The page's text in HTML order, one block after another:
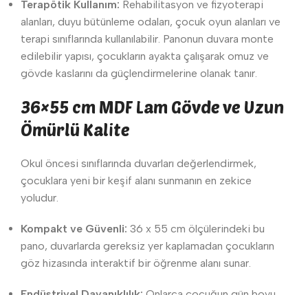
Terapötik Kullanım: Rehabilitasyon ve fizyoterapi
alanları, duyu bütünleme odaları, çocuk oyun alanları ve
terapi sınıflarında kullanılabilir. Panonun duvara monte
edilebilir yapısı, çocukların ayakta çalışarak omuz ve
gövde kaslarını da güçlendirmelerine olanak tanır.
36×55 cm MDF Lam Gövde ve Uzun
Ömürlü Kalite
Okul öncesi sınıflarında duvarları değerlendirmek,
çocuklara yeni bir keşif alanı sunmanın en zekice
yoludur.
Kompakt ve Güvenli: 36 x 55 cm ölçülerindeki bu
pano, duvarlarda gereksiz yer kaplamadan çocukların
göz hizasında interaktif bir öğrenme alanı sunar.